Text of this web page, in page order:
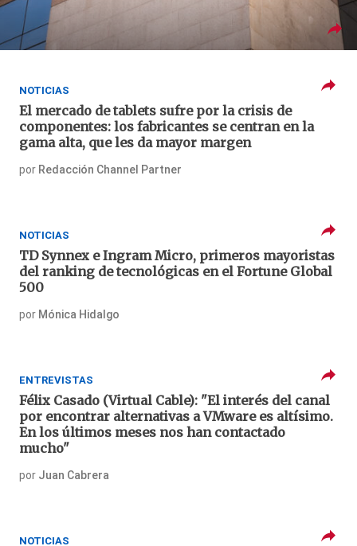
NOTICIAS
El mercado de tablets sufre por la crisis de
componentes: los fabricantes se centran en la
gama alta, que les da mayor margen
por Redacción Channel Partner
NOTICIAS
TD Synnex e Ingram Micro, primeros mayoristas
del ranking de tecnológicas en el Fortune Global
500
por Mónica Hidalgo
ENTREVISTAS
Félix Casado (Virtual Cable): "El interés del canal
por encontrar alternativas a VMware es altísimo.
En los últimos meses nos han contactado
mucho"
por Juan Cabrera
NOTICIAS